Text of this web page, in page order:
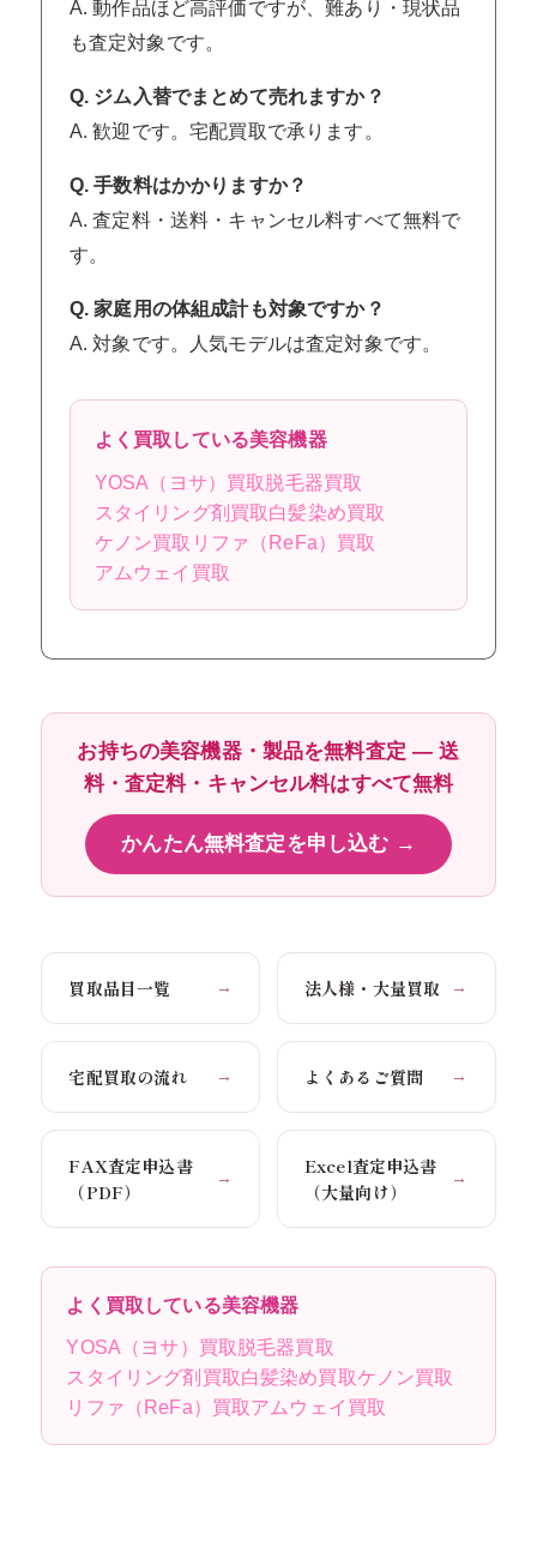
A. 動作品ほど高評価ですが、難あり・現状品
も査定対象です。
Q. ジム入替でまとめて売れますか？
A. 歓迎です。宅配買取で承ります。
Q. 手数料はかかりますか？
A. 査定料・送料・キャンセル料すべて無料で
す。
Q. 家庭用の体組成計も対象ですか？
A. 対象です。人気モデルは査定対象です。
よく買取している美容機器
YOSA（ヨサ）買取脱毛器買取
スタイリング剤買取白髪染め買取
ケノン買取 リファ（ReFa）買取
アムウェイ買取
お持ちの美容機器・製品を無料査定 ― 送
料・査定料・キャンセル料はすべて無料
かんたん無料査定を申し込む →
買取品目一覧 → 法人様・大量買取 →
宅配買取の流れ → よくあるご質問 →
FAX査定申込書
（PDF）
→
Excel査定申込書
（大量向け）
→
よく買取している美容機器
YOSA（ヨサ）買取 脱毛器買取
スタイリング剤買取白髪染め買取ケノン買取
リファ（ReFa）買取アムウェイ買取